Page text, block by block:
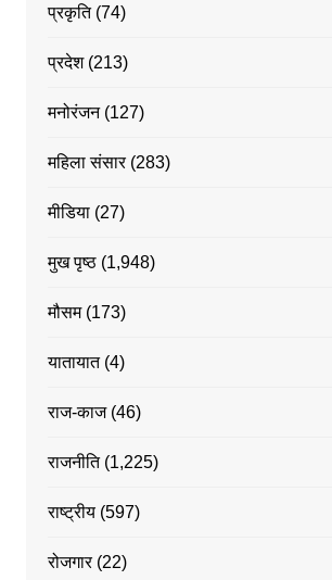
प्रकृति(74)
प्रदेश(213)
मनोरंजन(127)
महिला संसार(283)
मीडिया(27)
मुख पृष्ठ(1,948)
मौसम(173)
यातायात(4)
राज-काज(46)
राजनीति(1,225)
राष्ट्रीय(597)
रोजगार(22)